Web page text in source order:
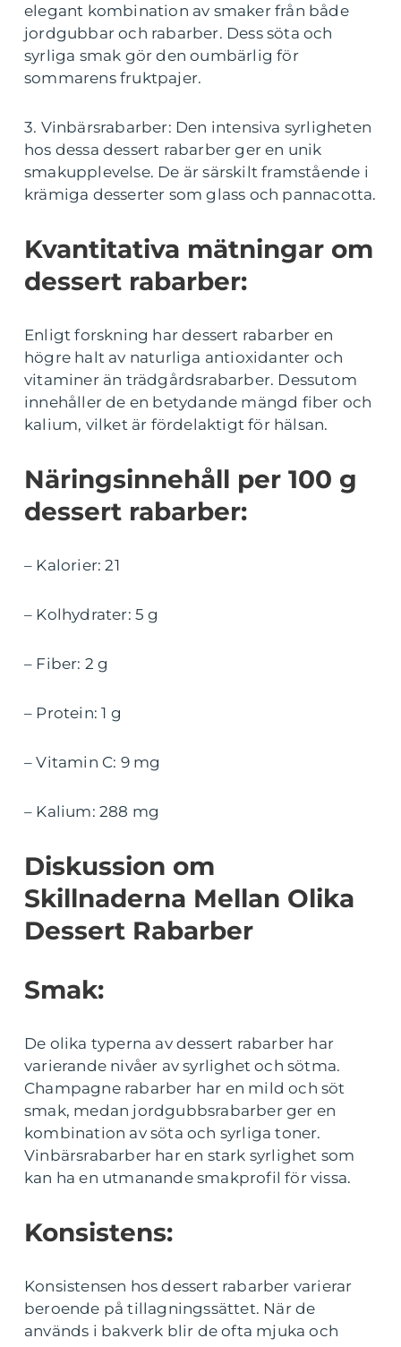
elegant kombination av smaker från både
jordgubbar och rabarber. Dess söta och
syrliga smak gör den oumbärlig för
sommarens fruktpajer.
3. Vinbärsrabarber: Den intensiva syrligheten
hos dessa dessert rabarber ger en unik
smakupplevelse. De är särskilt framstående i
krämiga desserter som glass och pannacotta.
Kvantitativa mätningar om
dessert rabarber:
Enligt forskning har dessert rabarber en
högre halt av naturliga antioxidanter och
vitaminer än trädgårdsrabarber. Dessutom
innehåller de en betydande mängd fiber och
kalium, vilket är fördelaktigt för hälsan.
Näringsinnehåll per 100 g
dessert rabarber:
– Kalorier: 21
– Kolhydrater: 5 g
– Fiber: 2 g
– Protein: 1 g
– Vitamin C: 9 mg
– Kalium: 288 mg
Diskussion om
Skillnaderna Mellan Olika
Dessert Rabarber
Smak:
De olika typerna av dessert rabarber har
varierande nivåer av syrlighet och sötma.
Champagne rabarber har en mild och söt
smak, medan jordgubbsrabarber ger en
kombination av söta och syrliga toner.
Vinbärsrabarber har en stark syrlighet som
kan ha en utmanande smakprofil för vissa.
Konsistens:
Konsistensen hos dessert rabarber varierar
beroende på tillagningssättet. När de
används i bakverk blir de ofta mjuka och